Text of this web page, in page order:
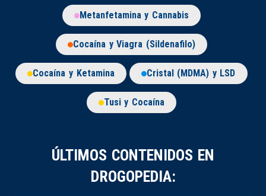
Metanfetamina y Cannabis
Cocaína y Viagra (Sildenafilo)
Cocaína y Ketamina Cristal (MDMA) y LSD
Tusi y Cocaína
ÚLTIMOS CONTENIDOS EN
DROGOPEDIA: